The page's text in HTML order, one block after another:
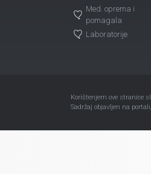
Med. oprema i
pomagala
Laboratorije
Korištenjem ove stranice
Sadržaj objavljen na